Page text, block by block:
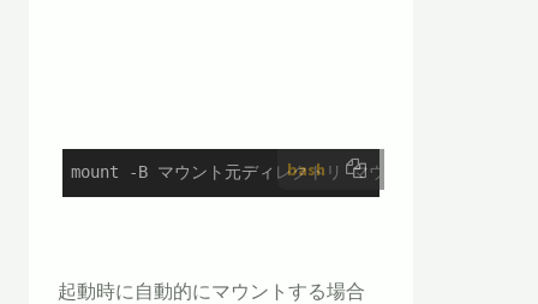
bash
mount -B マウント元ディレクトリ マウント先ディレクトリ
起動時に自動的にマウントする場合